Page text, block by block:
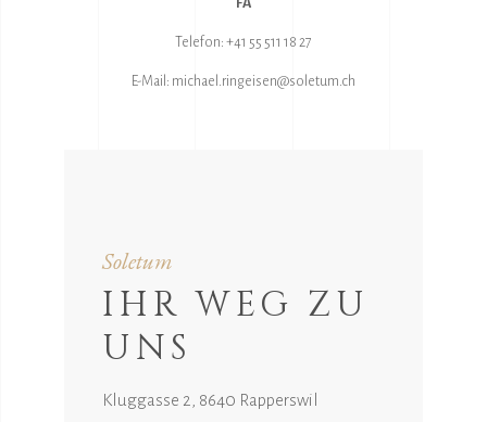
Telefon: +41 55 511 18 27
E-Mail: michael.ringeisen@soletum.ch
Soletum
IHR WEG ZU
UNS
Kluggasse 2, 8640 Rapperswil